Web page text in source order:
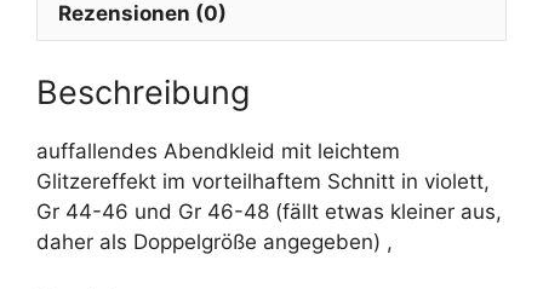
Rezensionen (0)
Beschreibung
auffallendes Abendkleid mit leichtem
Glitzereffekt im vorteilhaftem Schnitt in violett,
Gr 44-46 und Gr 46-48 (fällt etwas kleiner aus,
daher als Doppelgröße angegeben) ,